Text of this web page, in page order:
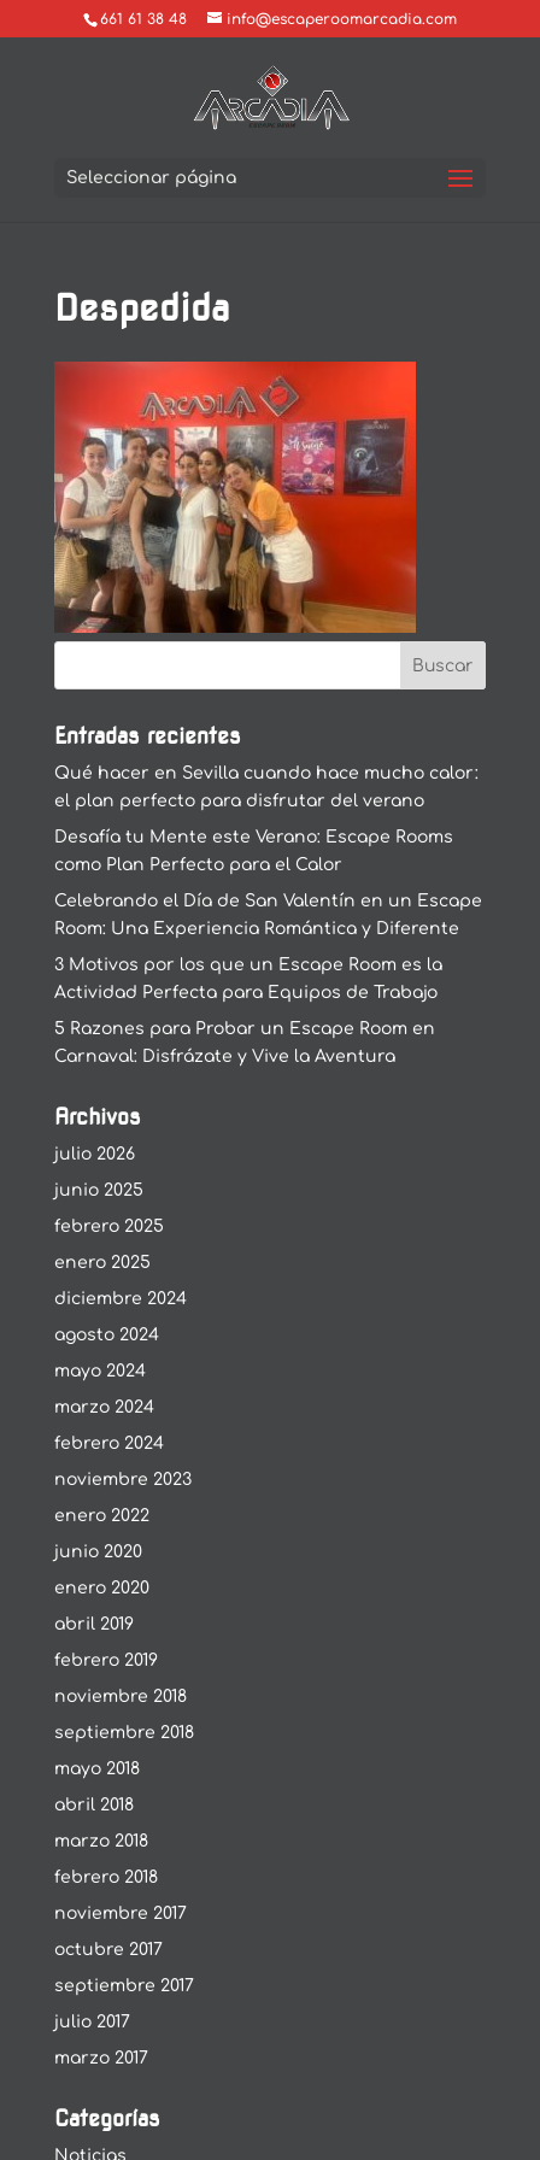
661 61 38 48 info@escaperoomarcadia.com
Seleccionar página
Despedida
Entradas recientes
Qué hacer en Sevilla cuando hace mucho calor:
el plan perfecto para disfrutar del verano
Desafía tu Mente este Verano: Escape Rooms
como Plan Perfecto para el Calor
Celebrando el Día de San Valentín en un Escape
Room: Una Experiencia Romántica y Diferente
3 Motivos por los que un Escape Room es la
Actividad Perfecta para Equipos de Trabajo
5 Razones para Probar un Escape Room en
Carnaval: Disfrázate y Vive la Aventura
Archivos
julio 2026
junio 2025
febrero 2025
enero 2025
diciembre 2024
agosto 2024
mayo 2024
marzo 2024
febrero 2024
noviembre 2023
enero 2022
junio 2020
enero 2020
abril 2019
febrero 2019
noviembre 2018
septiembre 2018
mayo 2018
abril 2018
marzo 2018
febrero 2018
noviembre 2017
octubre 2017
septiembre 2017
julio 2017
marzo 2017
Categorías
Noticias